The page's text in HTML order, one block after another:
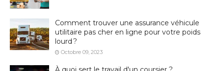
Comment trouver une assurance véhicule
utilitaire pas cher en ligne pour votre poids
lourd ?
Octobre 09, 2023